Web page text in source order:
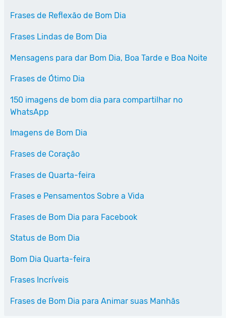
Frases de Reflexão de Bom Dia
Frases Lindas de Bom Dia
Mensagens para dar Bom Dia, Boa Tarde e Boa Noite
Frases de Ótimo Dia
150 imagens de bom dia para compartilhar no
WhatsApp
Imagens de Bom Dia
Frases de Coração
Frases de Quarta-feira
Frases e Pensamentos Sobre a Vida
Frases de Bom Dia para Facebook
Status de Bom Dia
Bom Dia Quarta-feira
Frases Incríveis
Frases de Bom Dia para Animar suas Manhãs